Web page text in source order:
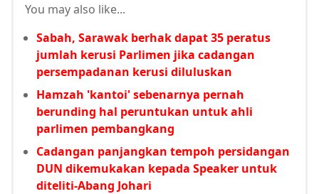
You may also like...
Sabah, Sarawak berhak dapat 35 peratus
jumlah kerusi Parlimen jika cadangan
persempadanan kerusi diluluskan
Hamzah 'kantoi' sebenarnya pernah
berunding hal peruntukan untuk ahli
parlimen pembangkang
Cadangan panjangkan tempoh persidangan
DUN dikemukakan kepada Speaker untuk
diteliti-Abang Johari